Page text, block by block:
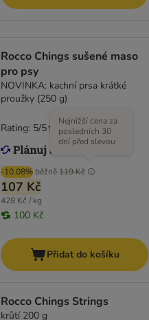
Rocco Chings sušené maso
pro psy
NOVINKA: kachní prsa krátké
proužky (250 g)
-10.08% běžně119 Kč
Nejnižší cena za
posledních 30
dní před slevou
107 Kč
428 Kč / kg
100 Kč
Rating: 5/5 (4)
Přidat do košíku
Rocco Chings Strings
krůtí 200 g